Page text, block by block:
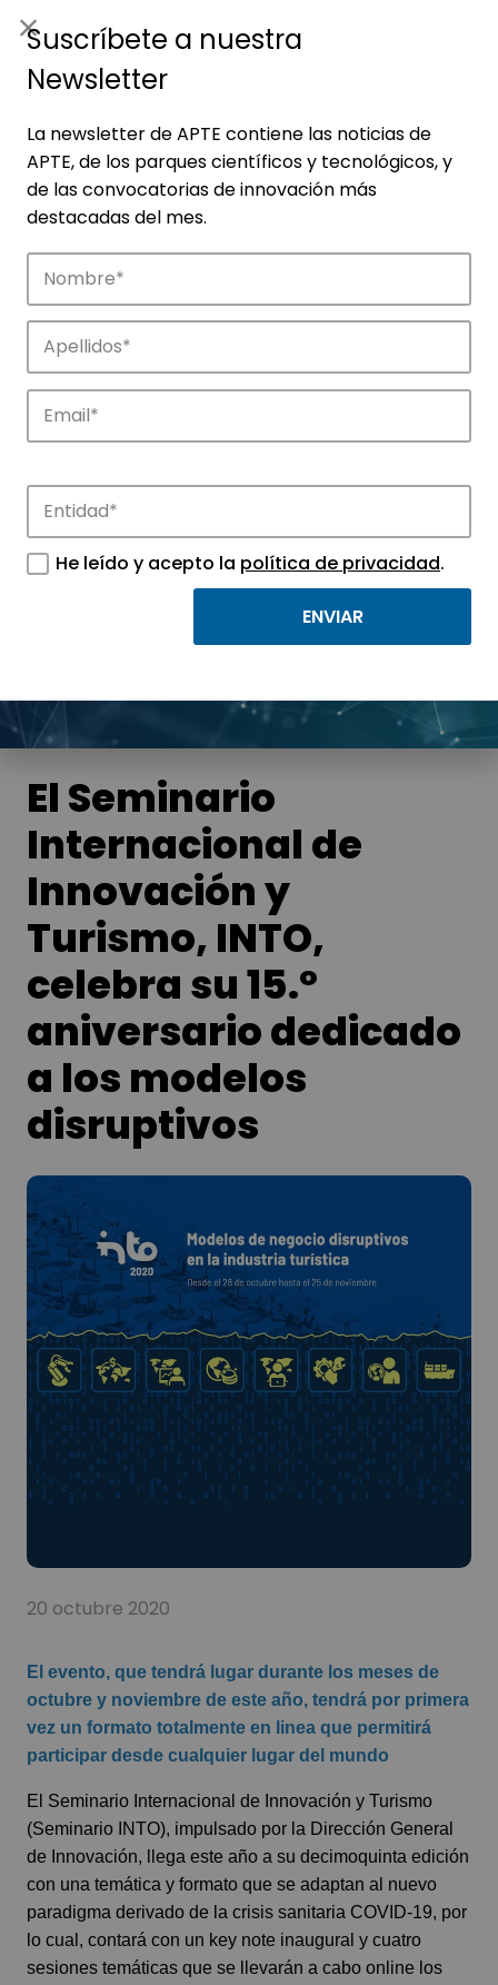
Noticias
Conoce las noticias más destacadas de
APTE y sus parques científicos y
El Seminario
Internacional de
Innovación y
Turismo, INTO,
celebra su 15.º
aniversario dedicado
a los modelos
disruptivos
20 octubre 2020
El evento, que tendrá lugar durante los meses de
octubre y noviembre de este año, tendrá por primera
vez un formato totalmente en linea que permitirá
participar desde cualquier lugar del mundo
El Seminario Internacional de Innovación y Turismo
(Seminario INTO), impulsado por la Dirección General
de Innovación, llega este año a su decimoquinta edición
con una temática y formato que se adaptan al nuevo
paradigma derivado de la crisis sanitaria COVID-19, por
lo cual, contará con un key note inaugural y cuatro
sesiones temáticas que se llevarán a cabo online los
Suscríbete a nuestra
Newsletter
La newsletter de APTE contiene las noticias de
APTE, de los parques científicos y tecnológicos, y
de las convocatorias de innovación más
destacadas del mes.
He leído y acepto la política de privacidad.